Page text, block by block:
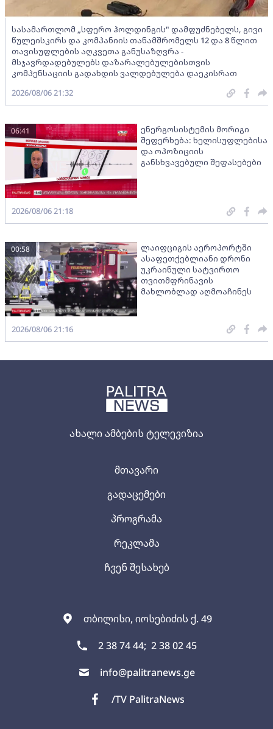
ახალი ამბების ტელევიზია
თბილისი, იოსებიძის ქ. 49
2 38 74 44; 2 38 02 45
info@palitranews.ge
/TV PalitraNews
მთავარი
გადაცემები
პროგრამა
რეკლამა
ჩვენ შესახებ
სასამართლომ „სფერო ჰოლდინგის" დამფუძნებელს, გივი
წულეისკირს და კომპანიის თანამშრომელს 12 და 8 წლით
თავისუფლების აღკვეთა განუსაზღვრა -
მსჯავრდადებულებს დაზარალებულებისთვის
კომპენსაციის გადახდის ვალდებულება დაეკისრათ
2026/08/06 21:32
ენერგოსისტემის მორიგი
შეფერხება: ხელისუფლებისა
და ოპოზიციის
განსხვავებული შეფასებები
06:41
2026/08/06 21:18
ლაიფციგის აეროპორტში
ასაფეთქებლიანი დრონი
უკრაინული სატვირთო
თვითმფრინავის
მახლობლად აღმოაჩინეს
00:58
2026/08/06 21:16